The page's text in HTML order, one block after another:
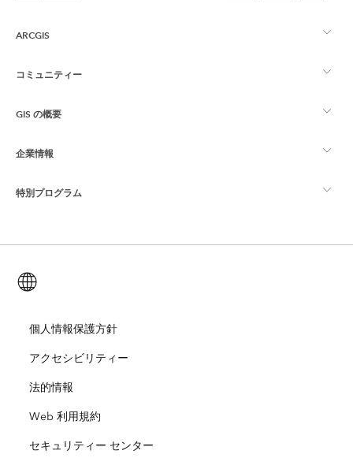
ARCGIS
ArcGIS の概要
マッピング
Esri ストア
コミュニティー
Esri Community
ArcGIS ブログ
ユーザー調査およびテスト
Esri Young Professionals Network
イベント
GIS の概要
GIS とは
ロケーション インテリジェンス
トレーニング
ArcUser
ArcNews
Esri Press
企業情報
Esri について
採用情報
オープンビジョン
企業行動規範
特別プログラム
ArcGIS for Student Use
自然保護
災害対応
教育機関
個人情報保護方針
アクセシビリティー
法的情報
Web 利用規約
セキュリティー センター